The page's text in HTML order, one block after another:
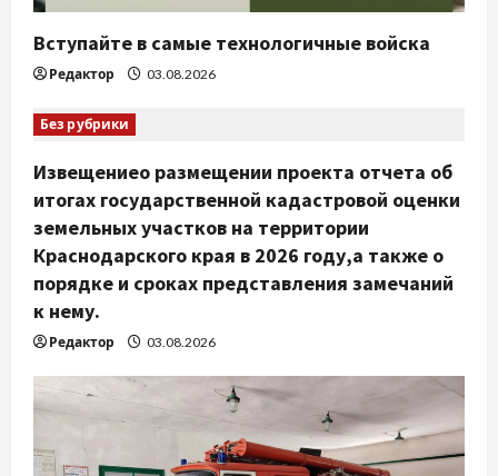
с
я
м
Вступайте в самые технологичные войска
Редактор 03.08.2026
Без рубрики
Извещениео размещении проекта отчета об
итогах государственной кадастровой оценки
земельных участков на территории
Краснодарского края в 2026 году,а также о
порядке и сроках представления замечаний
к нему.
Редактор 03.08.2026